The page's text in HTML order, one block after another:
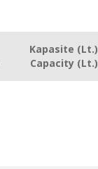
Kapasite (Lt.)
Capacity (Lt.)